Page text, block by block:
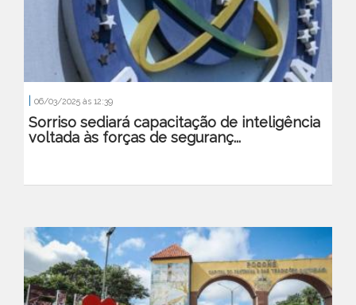
06/03/2025 às 12:39
Sorriso sediará capacitação de inteligência
voltada às forças de seguranç...